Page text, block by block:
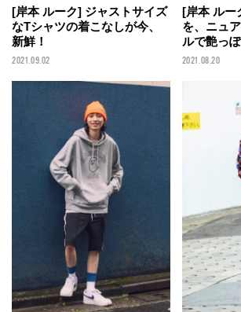
[岸本 ルーク] ジャストサイズ
なTシャツの着こなしが今、
新鮮！
2021.09.02
[岸本 ルー
を、ニュ
ルで艶っぽ
2021.08.20